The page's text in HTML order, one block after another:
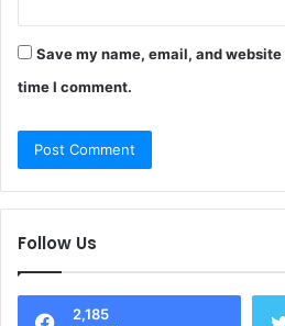
Save my name, email, and
time I comment.
Follow Us
2,185